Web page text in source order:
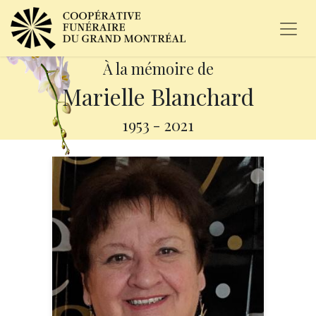
À la mémoire de
Marielle Blanchard
1953 - 2021